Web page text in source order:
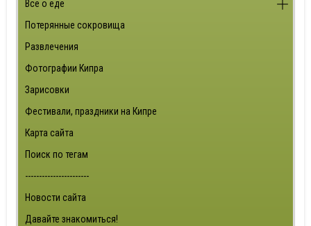
Все о еде
Потерянные сокровища
Развлечения
Фотографии Кипра
Зарисовки
Фестивали, праздники на Кипре
Карта сайта
Поиск по тегам
-----------------------
Новости сайта
Давайте знакомиться!